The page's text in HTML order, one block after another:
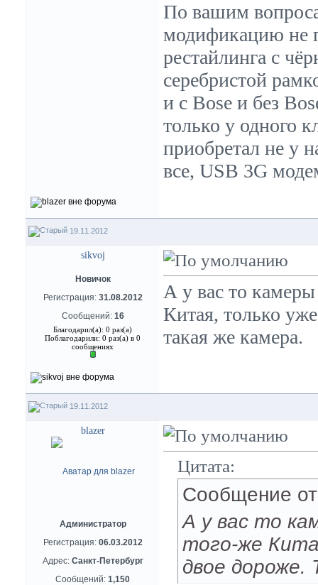
По вашим
модификацию не
рестайлинга с
серебристой
и с Bose и без
только у одного
приобретал не у
все, USB 3G
19.11.2012
sikvoj
Новичок
Регистрация: 31.08.2012
Сообщений: 16
Благодарил(а): 0 раз(а)
Поблагодарили: 0 раз(а) в 0
сообщениях
А у вас то
Китая, только
такая же камера.
19.11.2012
blazer
Администратор
Регистрация: 06.03.2012
Адрес: Санкт-Петербург
Сообщений: 1,150
Цитата:
Сообщение
А у вас то
того-же
двое дороже.